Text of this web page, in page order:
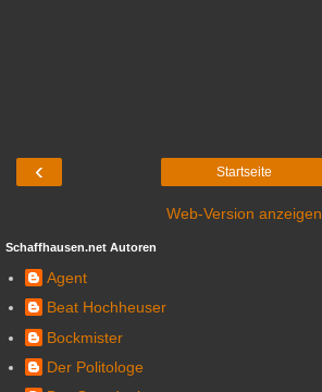
‹ Startseite
Web-Version anzeigen
Schaffhausen.net Autoren
Agent
Beat Hochheuser
Bockmister
Der Politologe